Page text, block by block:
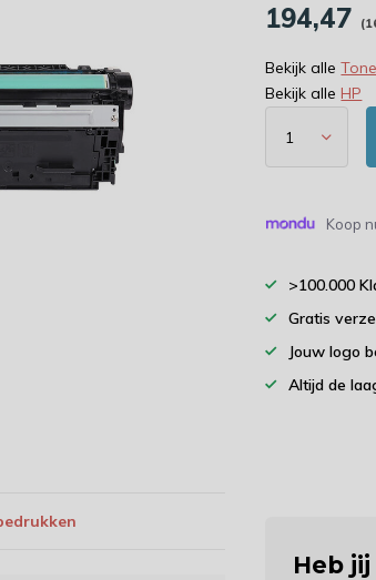
194,47
Bekijk alle
Bekijk alle HP
Koop
>100.000
Gratis
Jouw logo
Altijd de
Heb